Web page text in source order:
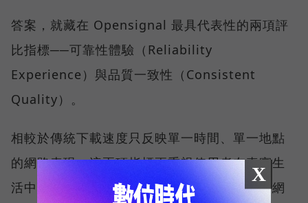
答案，就藏在 Opensignal 最具代表性的兩項評
比指標──可靠性體驗（Reliability
Experience）與品質一致性（Consistent
Quality）。
相較於傳統下載速度只反映單一時間、單一地點
的網路表現，這兩項指標更重視使用者在真實生
活中的整體體驗，因此也是最能反映電信業者網
X